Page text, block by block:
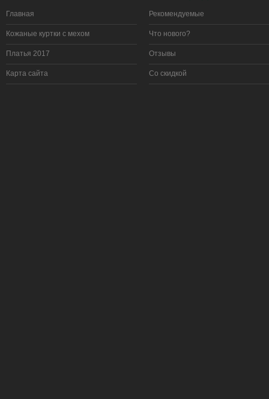
Главная
Кожаные куртки с мехом
Платья 2017
Карта сайта
Рекомендуемые
Что нового?
Отзывы
Со скидкой